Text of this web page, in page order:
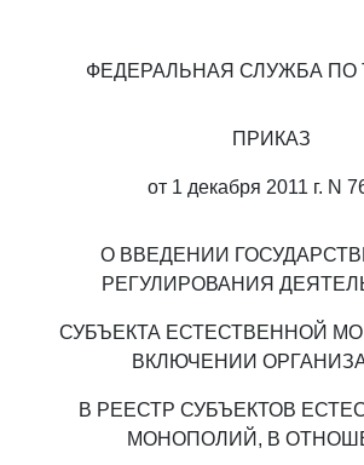
ФЕДЕРАЛЬНАЯ СЛУЖБА ПО
ПРИКАЗ
от 1 декабря 2011 г. N
О ВВЕДЕНИИ
РЕГУЛИРОВАНИЯ
СУБЪЕКТА ЕСТЕСТВЕННОЙ
ВКЛЮЧЕНИИ
В РЕЕСТР СУБЪЕКТОВ
МОНОПОЛИЙ, В